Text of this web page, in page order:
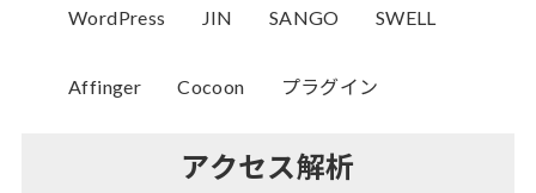
WordPress JIN SANGO SWELL
Affinger Cocoon プラグイン
アクセス解析